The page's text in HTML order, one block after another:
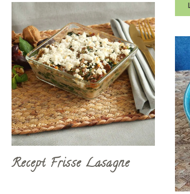
Recept Frisse Lasagne